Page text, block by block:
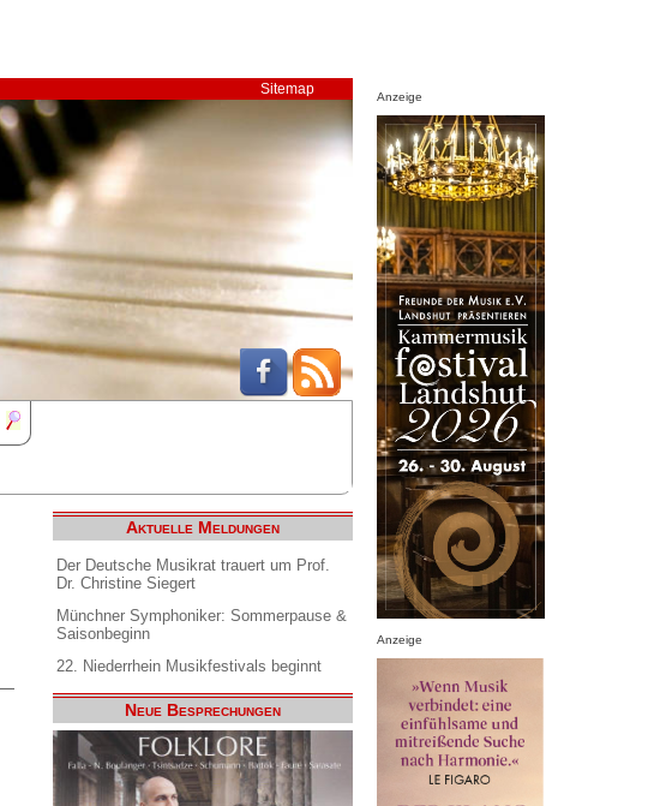
Sitemap
Aktuelle Meldungen
Der Deutsche Musikrat trauert um Prof.
Dr. Christine Siegert
Münchner Symphoniker: Sommerpause &
Saisonbeginn
22. Niederrhein Musikfestivals beginnt
Neue Besprechungen
Anzeige
Anzeige